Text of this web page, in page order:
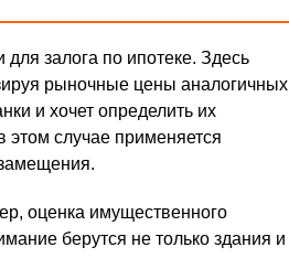
залога по ипотеке. Здесь
рыночные цены аналогичных
и хочет определить их
этом случае применяется
оценка имущественного
берутся не только здания и